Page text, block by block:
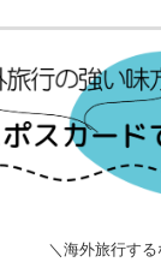
＼海外旅行す